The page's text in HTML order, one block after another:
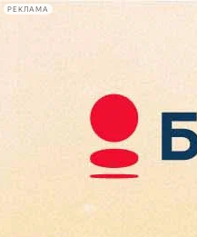
РЕКЛАМА
Сегодня:
2026.08.08
06:35
Афиша Plus